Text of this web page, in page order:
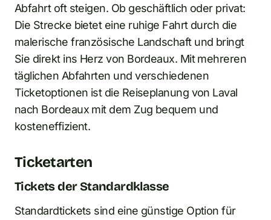
Abfahrt oft steigen. Ob geschäftlich oder privat:
Die Strecke bietet eine ruhige Fahrt durch die
malerische französische Landschaft und bringt
Sie direkt ins Herz von Bordeaux. Mit mehreren
täglichen Abfahrten und verschiedenen
Ticketoptionen ist die Reiseplanung von Laval
nach Bordeaux mit dem Zug bequem und
kosteneffizient.
Ticketarten
Tickets der Standardklasse
Standardtickets sind eine günstige Option für